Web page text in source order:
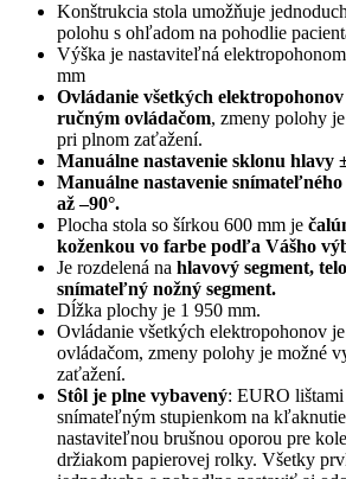
Konštrukcia stola umožňuje
polohu s ohľadom na pohodlie
Výška je nastaviteľná
mm
Ovládanie všetkých elektropohonov
ručným ovládačom, zmeny polohy
pri plnom zaťažení.
Manuálne nastavenie sklonu hlavy
Manuálne nastavenie snímateľného
až –90°.
Plocha stola so šírkou 600 mm je
koženkou vo farbe podľa Vášho
Je rozdelená na hlavový segment,
snímateľný nožný segment.
Dĺžka plochy je 1 950 mm.
Ovládanie všetkých elektropohonov
ovládačom, zmeny polohy je možné
zaťažení.
Stôl je plne vybavený: EURO
snímateľným stupienkom na
nastaviteľnou brušnou oporou pre
držiakom papierovej rolky. Všetky